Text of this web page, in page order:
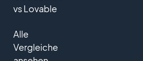
vs Lovable
Alle
Vergleiche